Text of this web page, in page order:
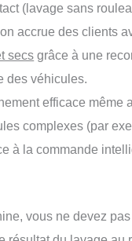
(lavage sans
accrue des clients
secs grâce à une
des véhicules.
efficace même
complexes (par
à la commande
vous ne devez